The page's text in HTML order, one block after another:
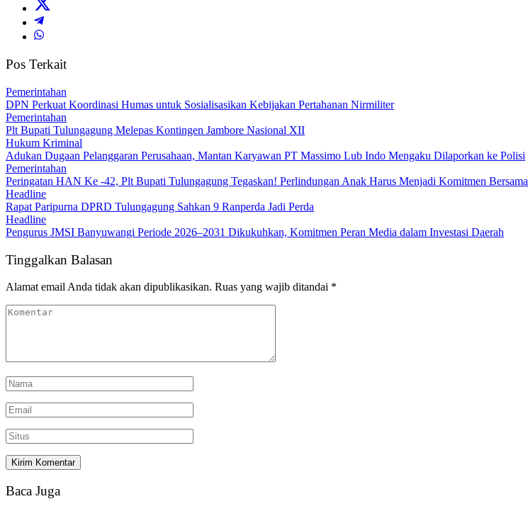
Pos Terkait
Pemerintahan
DPN Perkuat Koordinasi Humas untuk Sosialisasikan Kebijakan Pertahanan Nirmiliter
Pemerintahan
Plt Bupati Tulungagung Melepas Kontingen Jambore Nasional XII
Hukum Kriminal
Adukan Dugaan Pelanggaran Perusahaan, Mantan Karyawan PT Massimo Lub Indo Mengaku Dilaporkan ke Polisi
Pemerintahan
Peringatan HAN Ke -42, Plt Bupati Tulungagung Tegaskan! Perlindungan Anak Harus Menjadi Komitmen Bersama
Headline
Rapat Paripurna DPRD Tulungagung Sahkan 9 Ranperda Jadi Perda
Headline
Pengurus JMSI Banyuwangi Periode 2026–2031 Dikukuhkan, Komitmen Peran Media dalam Investasi Daerah
Tinggalkan Balasan
Alamat email Anda tidak akan dipublikasikan. Ruas yang wajib ditandai *
Baca Juga